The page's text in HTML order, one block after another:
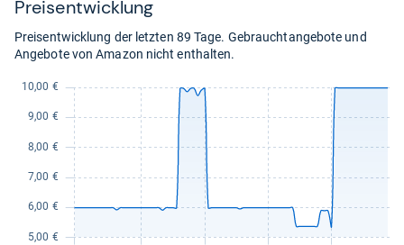
eBay
12,99
kaufen.
Auf Lager
Preis­ent­wick­lung
Preisentwicklung der letzten 89 Tage. Gebrauchtangebote und
Angebote von Amazon nicht enthalten.